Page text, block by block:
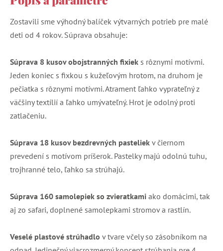
Zostavili sme výhodný balíček výtvarných potrieb pre malé
deti od 4 rokov. Súprava obsahuje:
Súprava 8 kusov obojstranných fixiek s rôznymi motívmi.
Jeden koniec s fixkou s kužeľovým hrotom, na druhom je
pečiatka s rôznymi motívmi. Atrament ľahko vyprateľný z
väčšiny textílií a ľahko umývateľný. Hrot je odolný proti
zatlačeniu.
Súprava 18 kusov bezdrevných pasteliek v čiernom
prevedení s motívom príšerok. Pastelky majú odolnú tuhu,
trojhranné telo, ľahko sa strúhajú.
Súprava 160 samolepiek so zvieratkami ako domácimi, tak
aj zo safari, doplnené samolepkami stromov a rastlín.
Veselé plastové strúhadlo v tvare včely so zásobníkom na